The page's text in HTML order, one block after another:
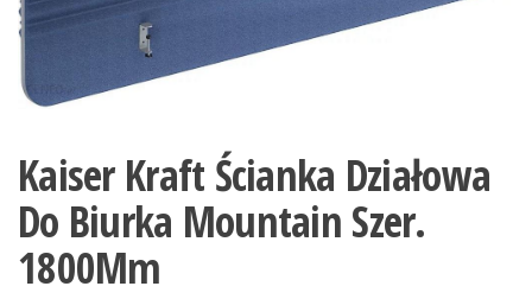
Kaiser Kraft Ścianka Działowa
Do Biurka Mountain Szer.
1800Mm